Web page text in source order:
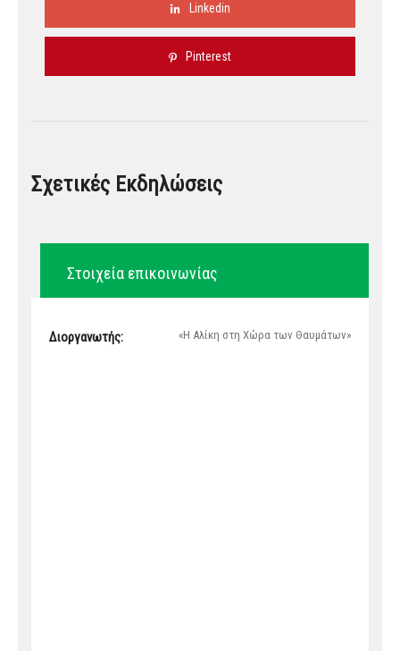
Linkedin
Pinterest
Σχετικές Εκδηλώσεις
Στοιχεία επικοινωνίας
Διοργανωτής: «Η Αλίκη στη Χώρα των Θαυμάτων»